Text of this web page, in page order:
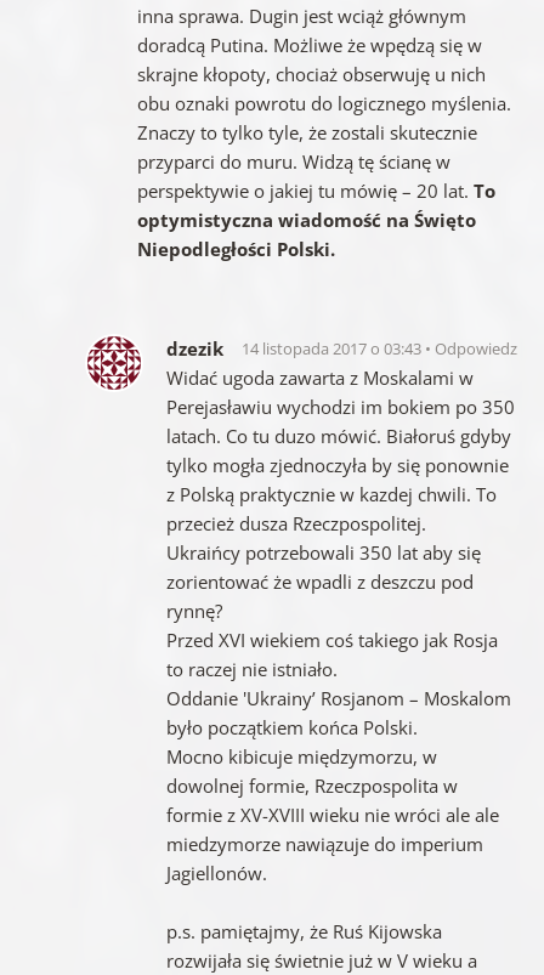
inna sprawa. Dugin jest wciąż głównym
doradcą Putina. Możliwe że wpędzą się w
skrajne kłopoty, chociaż obserwuję u nich
obu oznaki powrotu do logicznego myślenia.
Znaczy to tylko tyle, że zostali skutecznie
przyparci do muru. Widzą tę ścianę w
perspektywie o jakiej tu mówię – 20 lat. To
optymistyczna wiadomość na Święto
Niepodległości Polski.
dzezik 14 listopada 2017 o 03:43 Odpowiedz
Widać ugoda zawarta z Moskalami w
Perejasławiu wychodzi im bokiem po 350
latach. Co tu duzo mówić. Białoruś gdyby
tylko mogła zjednoczyła by się ponownie
z Polską praktycznie w kazdej chwili. To
przecież dusza Rzeczpospolitej.
Ukraińcy potrzebowali 350 lat aby się
zorientować że wpadli z deszczu pod
rynnę?
Przed XVI wiekiem coś takiego jak Rosja
to raczej nie istniało.
Oddanie 'Ukrainy’ Rosjanom – Moskalom
było początkiem końca Polski.
Mocno kibicuje międzymorzu, w
dowolnej formie, Rzeczpospolita w
formie z XV-XVIII wieku nie wróci ale ale
miedzymorze nawiązuje do imperium
Jagiellonów.
p.s. pamiętajmy, że Ruś Kijowska
rozwijała się świetnie już w V wieku a